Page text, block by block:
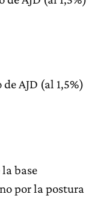
AJD (al 1,5%)
base
por la postura